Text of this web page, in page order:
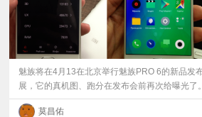
魅族将在4月13在北京举行魅族PRO 6的新品发
展，它的真机图、跑分在发布会前再次给曝光了。
莫昌佑